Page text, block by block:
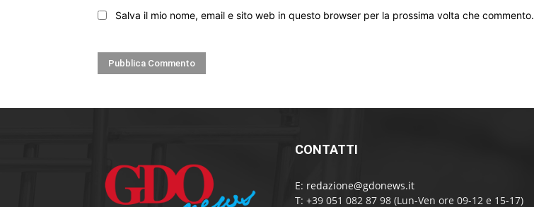
Salva il mio nome, email e sito web in questo browser per la prossima volta che commento.
CONTATTI
E: redazione@gdonews.it
T: +39 051 082 87 98 (Lun-Ven ore 09-12 e 15-17)